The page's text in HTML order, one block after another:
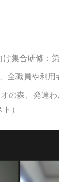
集合研修：
全職員や利
の森、発達
）